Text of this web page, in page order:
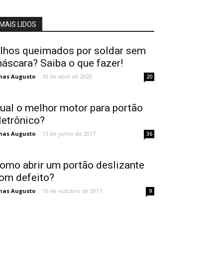
MAIS LIDOS
queimados por soldar sem
Saiba o que fazer!
Augusto - 10 de abril de 2020 20
o melhor motor para portão
Augusto - 13 de junho de 2017 36
abrir um portão deslizante
defeito?
Augusto - 16 de outubro de 2017 9